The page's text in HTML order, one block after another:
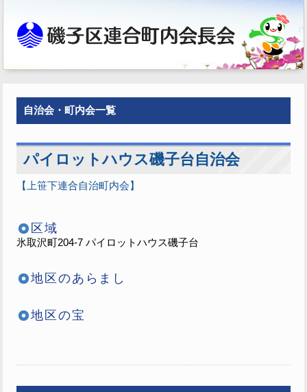
自治会・町内会一覧
パイロットハウス磯子台自治会
【上笹下連合自治町内会】
区域
氷取沢町204-7 パイロットハウス磯子台
地区のあらまし
地区の宝